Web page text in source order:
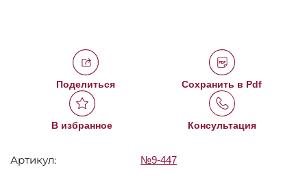
Поделиться Сохранить в Pdf
В избранное Консультация
Артикул: №9-447